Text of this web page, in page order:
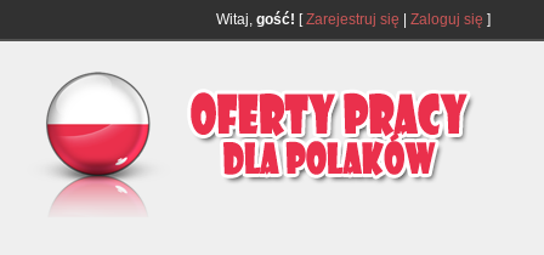
Witaj, gość! [Zarejestruj się Zaloguj się ]